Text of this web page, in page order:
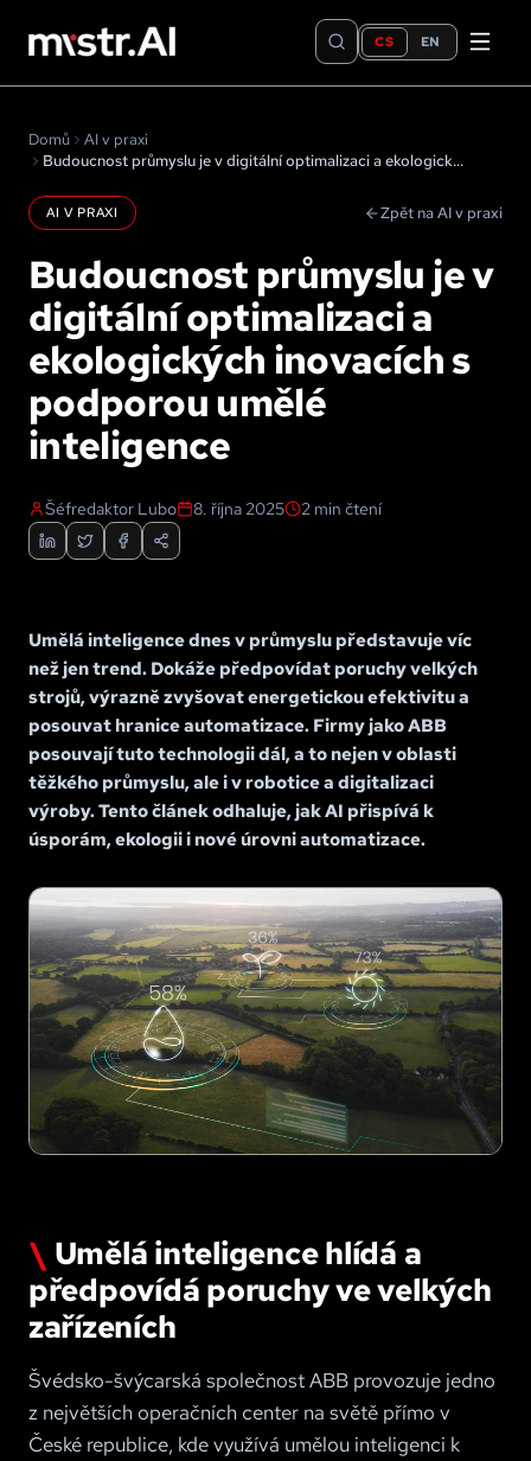
CS EN
Domů
AI v praxi
Budoucnost průmyslu je v digitální optimalizaci a ekologických inovacích s podporou umělé inteligence
AI V PRAXI Zpět na AI v praxi
Budoucnost průmyslu je v
digitální optimalizaci a
ekologických inovacích s
podporou umělé
inteligence
Šéfredaktor Lubo 8. října 2025 2 min čtení
Umělá inteligence dnes v průmyslu představuje víc
než jen trend. Dokáže předpovídat poruchy velkých
strojů, výrazně zvyšovat energetickou efektivitu a
posouvat hranice automatizace. Firmy jako ABB
posouvají tuto technologii dál, a to nejen v oblasti
těžkého průmyslu, ale i v robotice a digitalizaci
výroby. Tento článek odhaluje, jak AI přispívá k
úsporám, ekologii i nové úrovni automatizace.
Umělá inteligence hlídá a
předpovídá poruchy ve velkých
zařízeních
Švédsko-švýcarská společnost ABB provozuje jedno
z největších operačních center na světě přímo v
České republice, kde využívá umělou inteligenci k